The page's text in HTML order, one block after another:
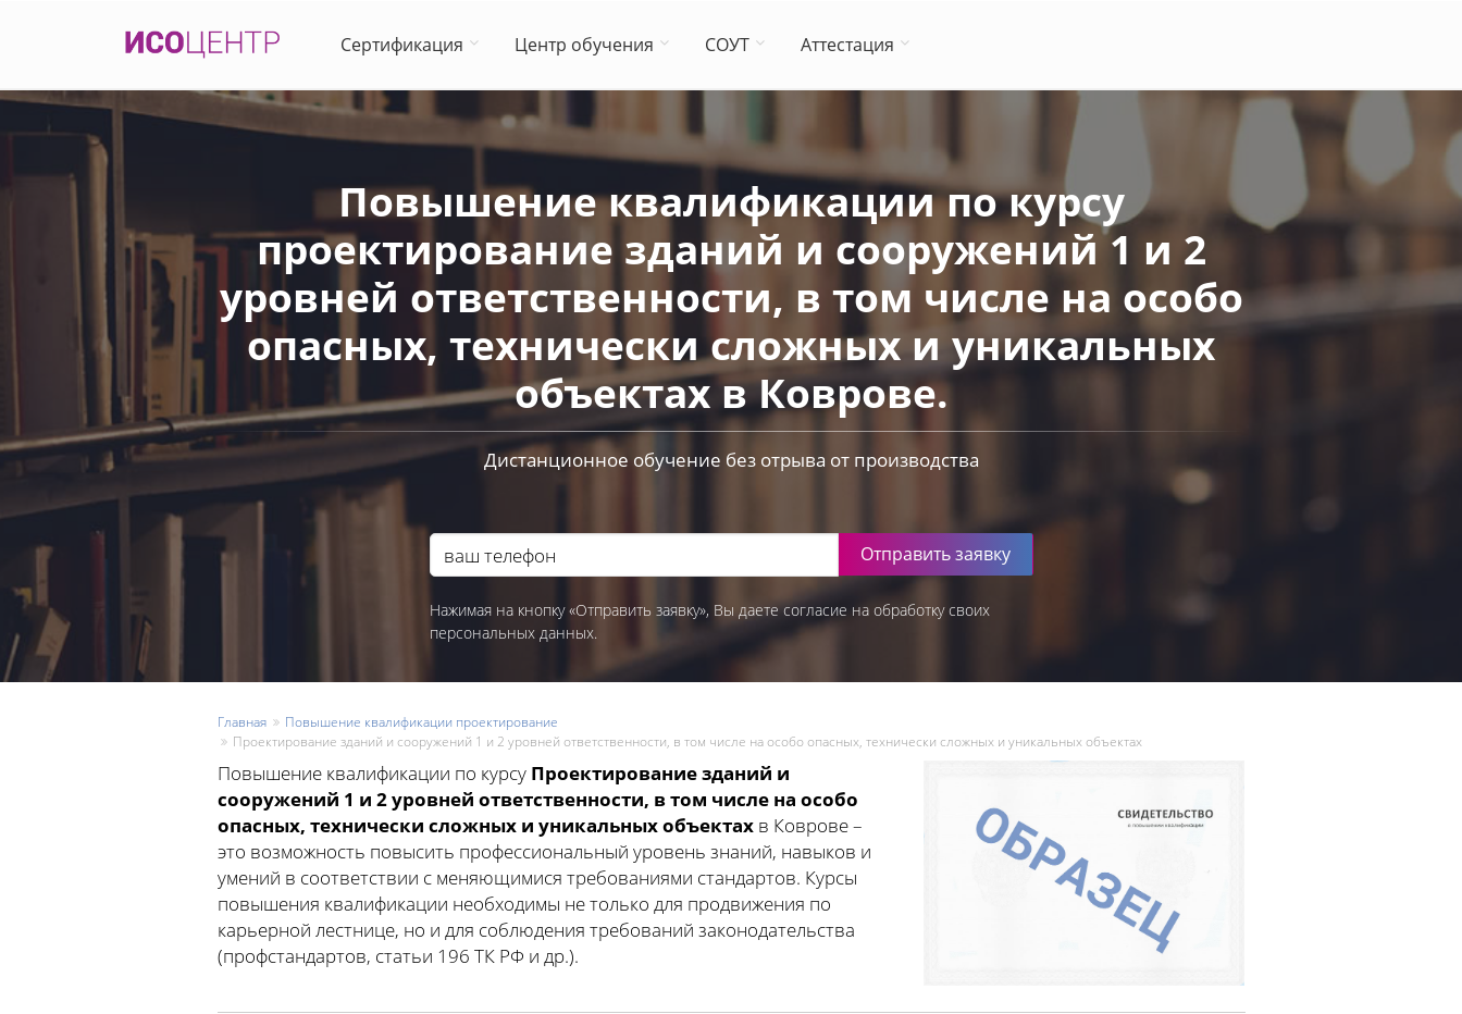
Сертификация Центр обучения СОУТ Аттестация
Повышение квалификации по курсу
проектирование зданий и сооружений 1 и 2
уровней ответственности, в том числе на особо
опасных, технически сложных и уникальных
объектах в Коврове.
Дистанционное обучение без отрыва от производства
Отправить заявку
Нажимая на кнопку «Отправить заявку», Вы даете согласие на обработку своих
персональных данных.
Главная
Повышение квалификации проектирование
Проектирование зданий и сооружений 1 и 2 уровней ответственности, в том числе на особо опасных, технически сложных и уникальных объектах
Повышение квалификации по курсу Проектирование зданий и
сооружений 1 и 2 уровней ответственности, в том числе на особо
опасных, технически сложных и уникальных объектахв Коврове –
это возможность повысить профессиональный уровень знаний, навыков и
умений в соответствии с меняющимися требованиями стандартов. Курсы
повышения квалификации необходимы не только для продвижения по
карьерной лестнице, но и для соблюдения требований законодательства
(профстандартов, статьи 196 ТК РФ и др.).